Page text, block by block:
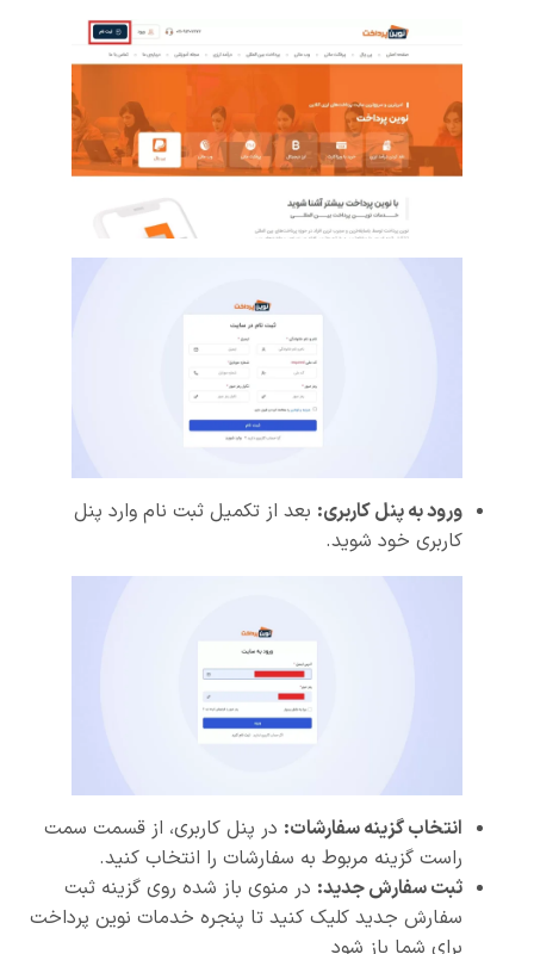
ورود به پنل کاربری: بعد از تکمیل ثبت نام وارد پنل
کاربری خود شوید.
انتخاب گزینه سفارشات: در پنل کاربری، از قسمت سمت
راست گزینه مربوط به سفارشات را انتخاب کنید.
ثبت سفارش جدید: در منوی باز شده روی گزینه ثبت
سفارش جدید کلیک کنید تا پنجره خدمات نوین پرداخت